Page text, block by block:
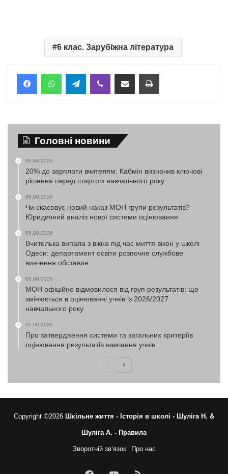
6 клас. Зарубіжна література
TelegramViber Надіслати електронною поштоюНадрукувати
Головні новини
06.08.2026
20% до зарплати вчителям: Кабмін визначив ключові
рішення перед стартом навчального року
06.08.2026
Чи скасовує новий наказ МОН групи результатів?
Юридичний аналіз нової системи оцінювання
05.08.2026
Вчителька випала з вікна під час миття вікон у школі
Одеси: департамент освіти розпочне службове
вивчення обставин
05.08.2026
МОН офіційно відмовилося від груп результатів: що
змінюється в оцінюванні учнів із 2026/2027
навчального року
05.08.2026
Про затвердження системи та загальних критеріїв
оцінювання результатів навчання учнів
ПопередняНаступна
Copyright ©2026 Шкільне життя - Історія в школі - Шуліга Н. &
Шуліга А. - Правила
Зворотній зв’язок Про нас